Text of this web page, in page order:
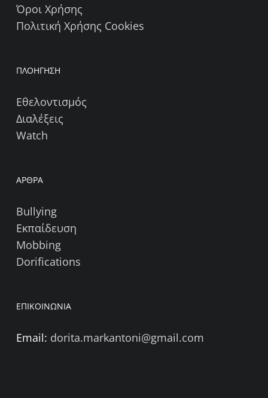
Όροι Χρήσης
Πολιτική Χρήσης Cookies
ΠΛΟΗΓΗΣΗ
Εθελοντισμός
Διαλέξεις
Watch
ΑΡΘΡΑ
Bullying
Εκπαίδευση
Mobbing
Dorifications
ΕΠΙΚΟΙΝΩΝΙΑ
Email: dorita.markantoni@gmail.com